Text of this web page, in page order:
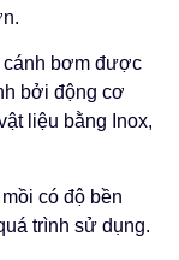
cánh bơm được
bởi động cơ
liệu bằng Inox,
có độ bền
trình sử dụng.